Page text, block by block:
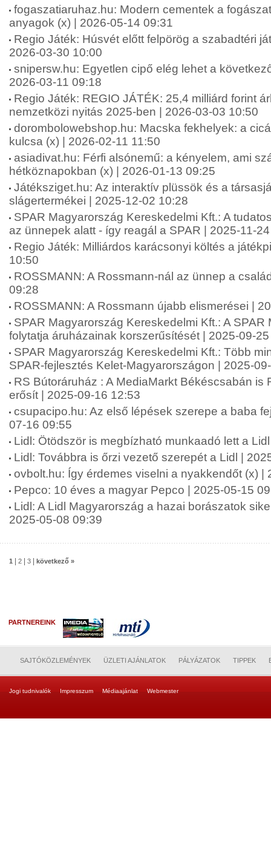
fogaszatiaruhaz.hu: Modern cementek a
anyagok (x) | 2026-05-14 09:31
Regio Játék: Húsvét előtt felpörög a szabadtéri
2026-03-30 10:00
snipersw.hu: Egyetlen cipő elég lehet a
2026-03-11 09:18
Regio Játék: REGIO JÁTÉK: 25,4 milliárd forint
nemzetközi nyitás 2025-ben | 2026-03-03 10:50
dorombolowebshop.hu: Macska fekhelyek: a
kulcsa (x) | 2026-02-11 11:50
asiadivat.hu: Férfi alsónemű: a kényelem, ami
hétköznapokban (x) | 2026-01-13 09:25
Játéksziget.hu: Az interaktív plüssök és a
slágertermékei | 2025-12-02 10:28
SPAR Magyarország Kereskedelmi Kft.: A
az ünnepek alatt - így reagál a SPAR | 2025-11-
Regio Játék: Milliárdos karácsonyi költés a
10:50
ROSSMANN: A Rossmann-nál az ünnep a
09:28
ROSSMANN: A Rossmann újabb elismerései |
SPAR Magyarország Kereskedelmi Kft.: A SPAR
folytatja áruházainak korszerűsítését | 2025-09-
SPAR Magyarország Kereskedelmi Kft.: Több
SPAR-fejlesztés Kelet-Magyarországon | 2025-
RS Bútoráruház : A MediaMarkt Békéscsabán is
erősít | 2025-09-16 12:53
csupacipo.hu: Az első lépések szerepe a baba
07-16 09:55
Lidl: Ötödször is megbízható munkaadó lett a
Lidl: Továbbra is őrzi vezető szerepét a Lidl |
ovbolt.hu: Így érdemes viselni a nyakkendőt (x) |
Pepco: 10 éves a magyar Pepco | 2025-05-15
Lidl: A Lidl Magyarország a hazai borászatok
2025-05-08 09:39
1 2 3 következő »
PARTNEREINK
SAJTÓKÖZLEMÉNYEK ÜZLETI AJÁNLATOK PÁLYÁZATOK TIPPEK
Jogi tudnivalók Impresszum Médiaajánlat Webmester